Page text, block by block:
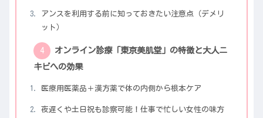
アンスを利用する前に知っておきたい注意点（デメリ
ット）
オンライン診療「東京美肌堂」の特徴と大人ニ
キビへの効果
医療用医薬品＋漢方薬で体の内側から根本ケア
夜遅くや土日祝も診察可能！仕事で忙しい女性の味方